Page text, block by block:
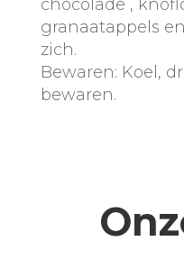
chocolade ,
granaatappels
zich.
Bewaren: Koel,
bewaren.